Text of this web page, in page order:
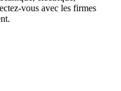
vous avec les firmes